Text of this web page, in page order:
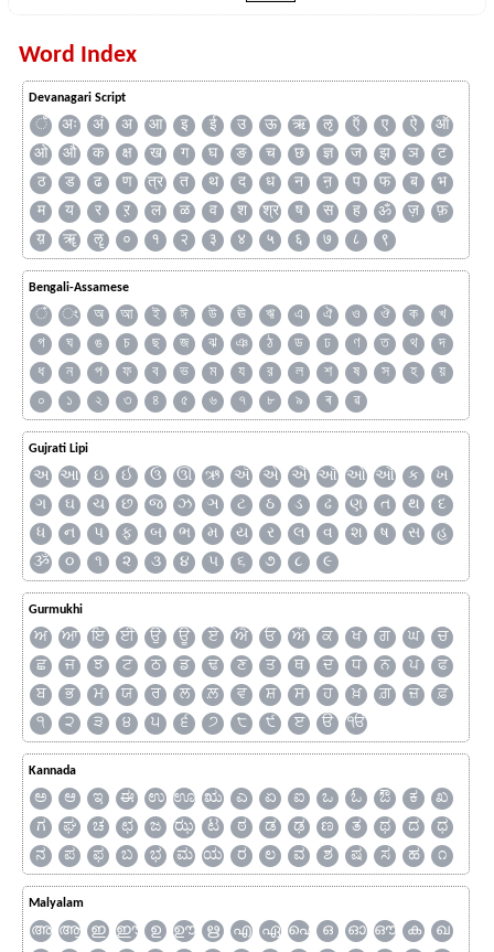
Word Index
Devanagari Script
ँ अः अं अ आ इ ई उ ऊ ऋ ऌ ऍ ए ऐ
ऑ
ओ
औ क क्ष ख ग घ ङ च छ ज्ञ ज झ ञ
ट
ठ
ड ढ ण त्र त थ द ध न ऩ प फ ब
भ
म
य र ऱ ल ळ व श श्र ष स ह ॐ ज़
फ़
य़
ॠ ॡ ० १ २ ३ ४ ५ ६ ७ ८ ९
Bengali-Assamese
ঁ ং অ আ ই ঈ উ ঊ ঋ এ ঐ ও ঔ ক
খ
গ
ঘ ঙ চ ছ জ ঝ ঞ ঠ ড ঢ ণ ত থ
দ
ধ
ন প ফ ব ভ ম য র ল শ ষ স হ
য়
০
১ ২ ৩ ৪ ৫ ৬ ৭ ৮ ৯ ৰ ৱ
Gujrati Lipi
અ આ ઇ ઈ ઉ ઊ ઋ ઍ એ ઐ ઑ ઓ ઔ ક
ખ
ગ
ઘ ચ છ જ ઝ ઞ ટ ઠ ડ ઢ ણ ત થ
દ
ધ
ન પ ફ બ ભ મ ય ર લ વ શ ષ સ
હ
ૐ
૦ ૧ ૨ ૩ ૪ ૫ ૬ ૭ ૮ ૯
Gurmukhi
ਅ ਆ ਇ ਈ ਉ ਊ ਏ ਐ ਓ ਔ ਕ ਖ ਗ ਘ
ਚ
ਛ
ਜ ਝ ਟ ਠ ਡ ਢ ਣ ਤ ਥ ਦ ਧ ਨ ਪ
ਫ
ਬ
ਭ ਮ ਯ ਰ ਲ ਲ਼ ਵ ਸ਼ ਸ ਹ ਖ਼ ਗ਼ ਜ਼
ਫ਼
੧
੨ ੩ ੪ ੫ ੬ ੭ ੮ ੯ ੲ ੳ ੴ
Kannada
ಅ ಆ ಇ ಈ ಉ ಊ ಋ ಎ ಏ ಐ ಒ ಓ ಔ ಕ
ಖ
ಗ
ಘ ಚ ಛ ಜ ಝ ಟ ಠ ಡ ಢ ಣ ತ ಥ ದ
ಧ
ನ
ಪ ಫ ಬ ಭ ಮ ಯ ರ ಲ ವ ಶ ಷ ಸ ಹ ೧
Malyalam
അ ആ ഇ ഈ ഉ ഊ ഋ എ ഏ ഐ ഒ ഓ ഔ ക
ഖ